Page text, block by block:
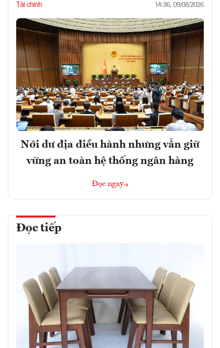
Tài chính 14:36, 09/08/2026
Nới dư địa điều hành nhưng vẫn giữ
vững an toàn hệ thống ngân hàng
Đọc ngay
Đọc tiếp